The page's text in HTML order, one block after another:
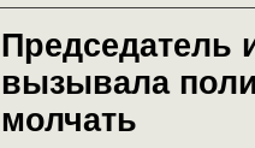
Председатель
вызывала
молчать